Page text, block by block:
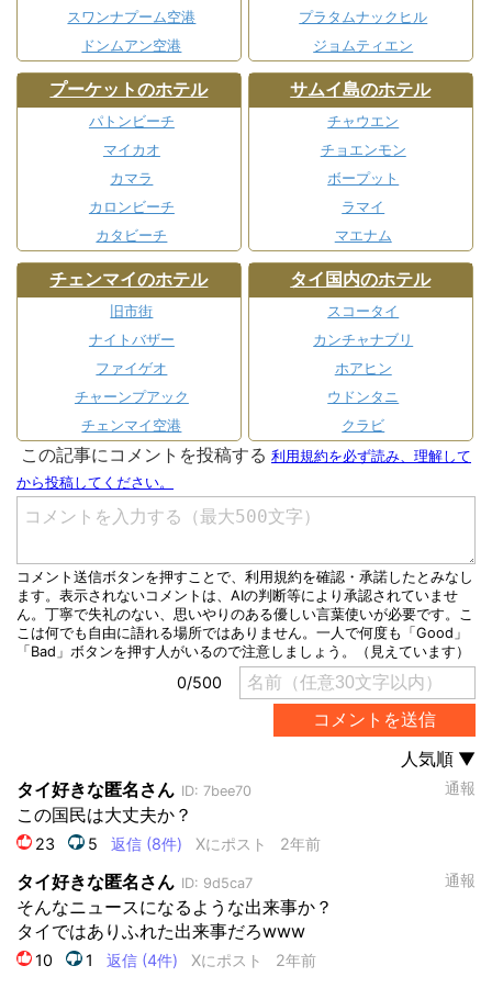
スワンナプーム空港
ドンムアン空港
プラタムナックヒル
ジョムティエン
プーケットのホテル
パトンビーチ
マイカオ
カマラ
カロンビーチ
カタビーチ
サムイ島のホテル
チャウエン
チョエンモン
ボープット
ラマイ
マエナム
チェンマイのホテル
旧市街
ナイトバザー
ファイゲオ
チャーンプアック
チェンマイ空港
タイ国内のホテル
スコータイ
カンチャナブリ
ホアヒン
ウドンタニ
クラビ